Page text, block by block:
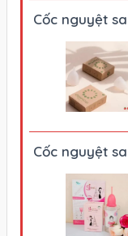
Cốc nguyệt
Cốc nguyệt